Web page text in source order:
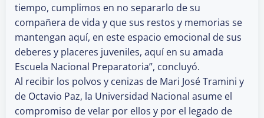
tiempo, cumplimos en no separarlo de su
compañera de vida y que sus restos y memorias se
mantengan aquí, en este espacio emocional de sus
deberes y placeres juveniles, aquí en su amada
Escuela Nacional Preparatoria”, concluyó.
Al recibir los polvos y cenizas de Mari José Tramini y
de Octavio Paz, la Universidad Nacional asume el
compromiso de velar por ellos y por el legado de